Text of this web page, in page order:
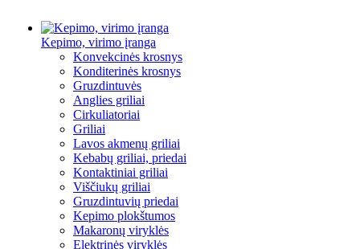
Kepimo, virimo įranga
Konvekcinės krosnys
Konditerinės krosnys
Gruzdintuvės
Anglies griliai
Cirkuliatoriai
Griliai
Lavos akmenų griliai
Kebabų griliai, priedai
Kontaktiniai griliai
Viščiukų griliai
Gruzdintuvių priedai
Kepimo plokštumos
Makaronų viryklės
Elektrinės viryklės